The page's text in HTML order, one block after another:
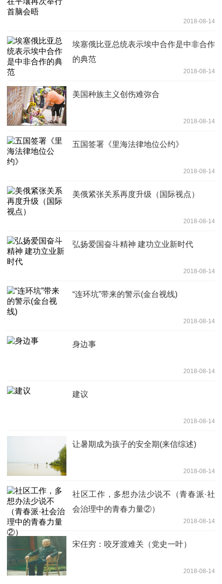
2018-08-14
埃塞俄比亚总统表示埃中合作是中非合作
的典范
2018-08-14
美国种族主义创伤难弥合
2018-08-14
五国签署《里海法律地位公约》
2018-08-14
美俄紧张关系再度升级（国际视点）
2018-08-14
弘扬爱国奋斗精神 建功立业新时代
2018-08-14
“连环坑”带来的警示(金台视线)
2018-08-14
身边事
2018-08-14
建议
2018-08-14
让暑期成为孩子的安全期(来信综述)
2018-08-14
社区工作，多想办法少说不（青春派·社
会治理中的青春力量②）
2018-08-14
宋任穷：咬牙渡难关（党史一叶）
2018-08-14